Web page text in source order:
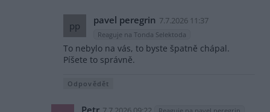
pp pavel peregrin 7.7.2026 11:37
Reaguje na Tonda Selektoda
To nebylo na vás, to byste špatně chápal.
Píšete to správně.
Odpovědět
Petr